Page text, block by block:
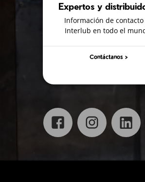
Expertos y
Información de
Interlub en todo el
Contáctanos >